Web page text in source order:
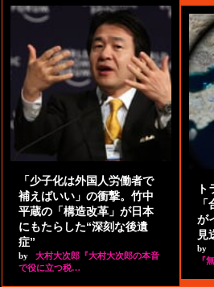
「少子化は外国人労働者で
補えばいい」の衝撃。竹中
平蔵の「構造改革」が日本
にもたらした“深刻な後遺
症”
by
大村大次郎『大村大次郎の本音
で役に立つ税…
が
見
by
『